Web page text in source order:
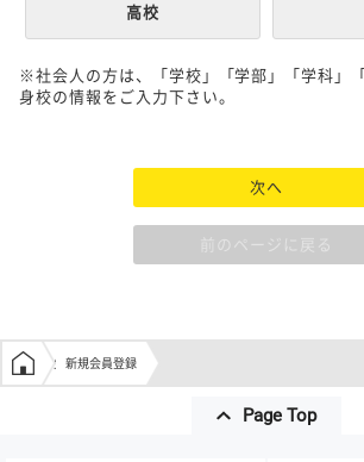
高校
※社会人の方は、「学校」「学部」「学科」
身校の情報をご入力下さい。
次へ
前のページに戻る
学生の窓口トップ
新規会員登録
Page Top